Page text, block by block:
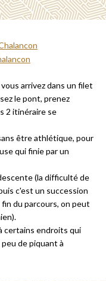
arrivez dans un filet
le pont, prenez
2 itinéraire se
être athlétique, pour
qui finie par un
(la difficulté de
c'est un succession
du parcours, on peut
certains endroits qui
de piquant à